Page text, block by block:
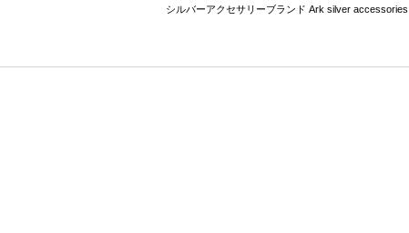
シルバーアクセサリーブランド Ark silver